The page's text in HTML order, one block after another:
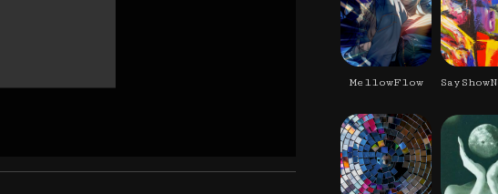
MellowFlow